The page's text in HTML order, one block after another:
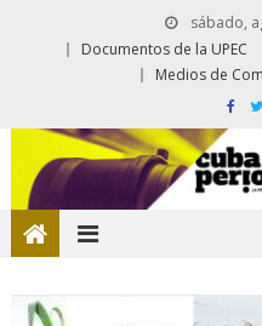
sábado,
Documentos de la UPEC
Medios de